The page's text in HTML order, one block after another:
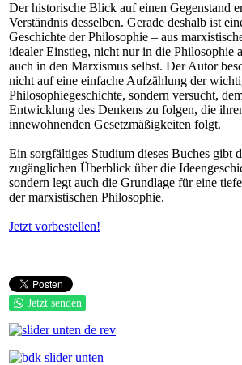
Der historische Blick auf einen Gegenstand
Verständnis desselben. Gerade deshalb ist
Geschichte der Philosophie – aus
idealer Einstieg, nicht nur in die Philosophie
auch in den Marxismus selbst. Der Autor
nicht auf eine einfache Aufzählung der
Philosophiegeschichte, sondern versucht,
Entwicklung des Denkens zu folgen, die
innewohnenden Gesetzmäßigkeiten folgt.
Ein sorgfältiges Studium dieses Buches gibt
zugänglichen Überblick über die
sondern legt auch die Grundlage für eine
der marxistischen Philosophie.
Jetzt vorbestellen!
Jetzt senden